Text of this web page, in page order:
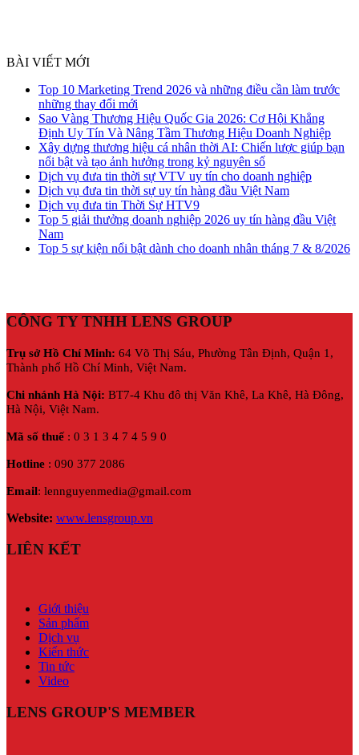
BÀI VIẾT MỚI
Top 10 Marketing Trend 2026 và những điều cần làm trước
những thay đổi mới
Sao Vàng Thương Hiệu Quốc Gia 2026: Cơ Hội Khẳng
Định Uy Tín Và Nâng Tầm Thương Hiệu Doanh Nghiệp
Xây dựng thương hiệu cá nhân thời AI: Chiến lược giúp bạn
nổi bật và tạo ảnh hưởng trong kỷ nguyên số
Dịch vụ đưa tin thời sự VTV uy tín cho doanh nghiệp
Dịch vụ đưa tin thời sự uy tín hàng đầu Việt Nam
Dịch vụ đưa tin Thời Sự HTV9
Top 5 giải thưởng doanh nghiệp 2026 uy tín hàng đầu Việt
Nam
Top 5 sự kiện nổi bật dành cho doanh nhân tháng 7 & 8/2026
CÔNG TY TNHH LENS GROUP
Trụ sở Hồ Chí Minh: 64 Võ Thị Sáu, Phường Tân Định, Quận 1,
Thành phố Hồ Chí Minh, Việt Nam.
Chi nhánh Hà Nội: BT7-4 Khu đô thị Văn Khê, La Khê, Hà Đông,
Hà Nội, Việt Nam.
Mã số thuế: 0 3 1 3 4 7 4 5 9 0
Hotline : 090 377 2086
Email: lennguyenmedia@gmail.com
Website: www.lensgroup.vn
LIÊN KẾT
Giới thiệu
Sản phẩm
Dịch vụ
Kiến thức
Tin tức
Video
LENS GROUP'S MEMBER